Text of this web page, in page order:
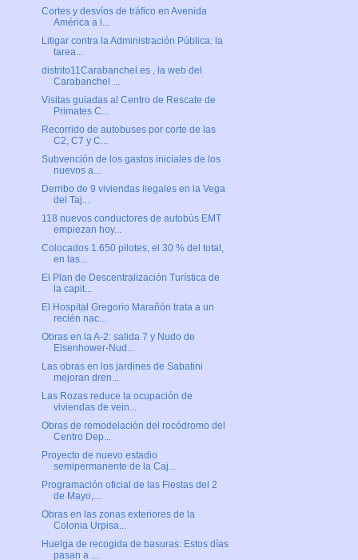
Cortes y desvíos de tráfico en Avenida
América a l...
Litigar contra la Administración Pública: la
tarea...
distrito11Carabanchel.es , la web del
Carabanchel ...
Visitas guiadas al Centro de Rescate de
Primates C...
Recorrido de autobuses por corte de las
C2, C7 y C...
Subvención de los gastos iniciales de los
nuevos a...
Derribo de 9 viviendas ilegales en la Vega
del Taj...
118 nuevos conductores de autobús EMT
empiezan hoy...
Colocados 1.650 pilotes, el 30 % del total,
en las...
El Plan de Descentralización Turística de
la capit...
El Hospital Gregorio Marañón trata a un
recién nac...
Obras en la A-2: salida 7 y Nudo de
Eisenhower-Nud...
Las obras en los jardines de Sabatini
mejoran dren...
Las Rozas reduce la ocupación de
viviendas de vein...
Obras de remodelación del rocódromo del
Centro Dep...
Proyecto de nuevo estadio
semipermanente de la Caj...
Programación oficial de las Fiestas del 2
de Mayo,...
Obras en las zonas exteriores de la
Colonia Urpisa...
Huelga de recogida de basuras: Estos días
pasan a ...